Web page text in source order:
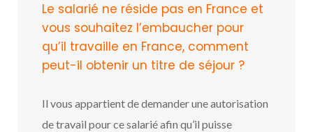
Le salarié ne réside pas en France et
vous souhaitez l’embaucher pour
qu’il travaille en France, comment
peut-il obtenir un titre de séjour ?
Il vous appartient de demander une autorisation
de travail pour ce salarié afin qu’il puisse